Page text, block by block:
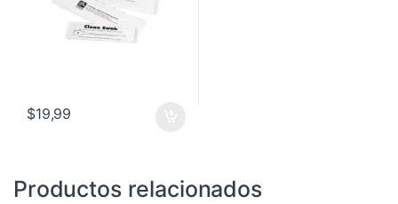
$19,99
Productos relacionados